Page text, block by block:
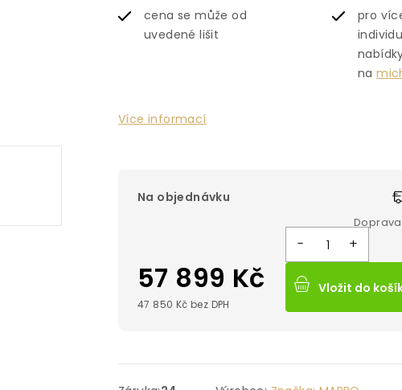
cena se může od
uvedené lišit
pro
na
Více informací
Na objednávku
57 899 Kč
47 850 Kč bez DPH
Vložit do